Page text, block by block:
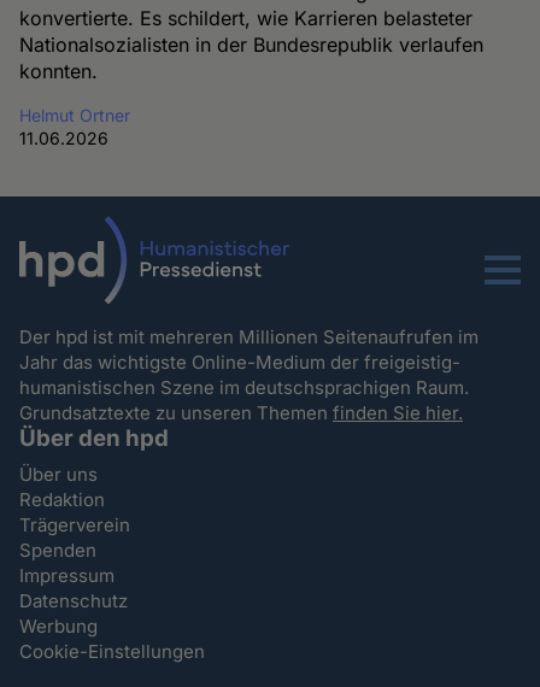
konvertierte. Es schildert, wie Karrieren belasteter
Nationalsozialisten in der Bundesrepublik verlaufen
konnten.
Helmut Ortner
11.06.2026
Menu
Der hpd ist mit mehreren Millionen Seitenaufrufen im
Jahr das wichtigste Online-Medium der freigeistig-
humanistischen Szene im deutschsprachigen Raum.
Grundsatztexte zu unseren Themenfinden Sie hier.
Über den hpd
Über uns
Redaktion
Trägerverein
Spenden
Impressum
Datenschutz
Werbung
Cookie-Einstellungen